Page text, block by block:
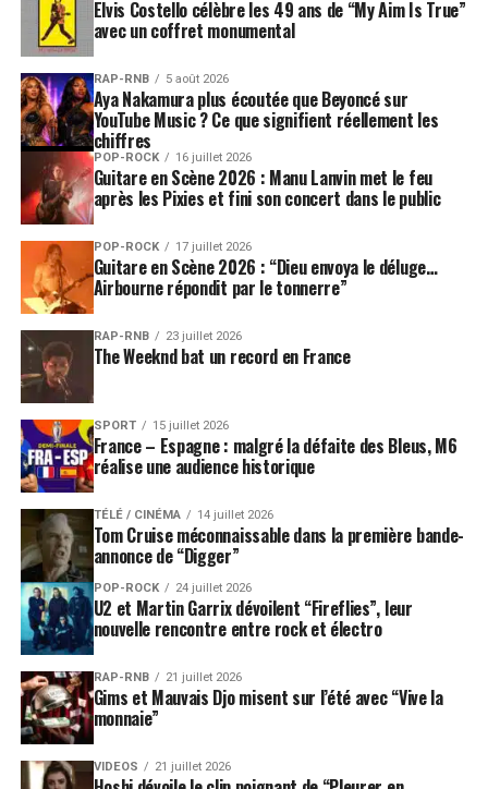
Elvis Costello célèbre les 49 ans de “My Aim Is True”
avec un coffret monumental
RAP-RNB 5 août 2026
Aya Nakamura plus écoutée que Beyoncé sur
YouTube Music ? Ce que signifient réellement les
chiffres
POP-ROCK 16 juillet 2026
Guitare en Scène 2026 : Manu Lanvin met le feu
après les Pixies et fini son concert dans le public
POP-ROCK 17 juillet 2026
Guitare en Scène 2026 : “Dieu envoya le déluge…
Airbourne répondit par le tonnerre”
RAP-RNB 23 juillet 2026
The Weeknd bat un record en France
SPORT 15 juillet 2026
France – Espagne : malgré la défaite des Bleus, M6
réalise une audience historique
TÉLÉ / CINÉMA 14 juillet 2026
Tom Cruise méconnaissable dans la première bande-
annonce de “Digger”
POP-ROCK 24 juillet 2026
U2 et Martin Garrix dévoilent “Fireflies”, leur
nouvelle rencontre entre rock et électro
RAP-RNB 21 juillet 2026
Gims et Mauvais Djo misent sur l’été avec “Vive la
monnaie”
VIDEOS 21 juillet 2026